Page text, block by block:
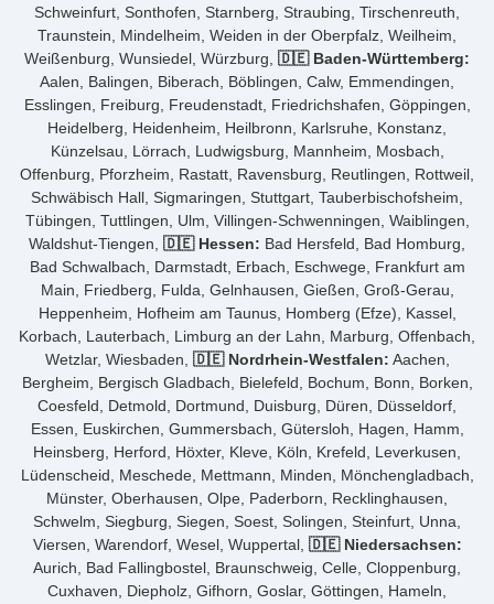
Schweinfurt, Sonthofen, Starnberg, Straubing, Tirschenreuth,
Traunstein, Mindelheim, Weiden in der Oberpfalz, Weilheim,
Weißenburg, Wunsiedel, Würzburg, 🇩🇪 Baden-Württemberg:
Aalen, Balingen, Biberach, Böblingen, Calw, Emmendingen,
Esslingen, Freiburg, Freudenstadt, Friedrichshafen, Göppingen,
Heidelberg, Heidenheim, Heilbronn, Karlsruhe, Konstanz,
Künzelsau, Lörrach, Ludwigsburg, Mannheim, Mosbach,
Offenburg, Pforzheim, Rastatt, Ravensburg, Reutlingen, Rottweil,
Schwäbisch Hall, Sigmaringen, Stuttgart, Tauberbischofsheim,
Tübingen, Tuttlingen, Ulm, Villingen-Schwenningen, Waiblingen,
Waldshut-Tiengen, 🇩🇪 Hessen: Bad Hersfeld, Bad Homburg,
Bad Schwalbach, Darmstadt, Erbach, Eschwege, Frankfurt am
Main, Friedberg, Fulda, Gelnhausen, Gießen, Groß-Gerau,
Heppenheim, Hofheim am Taunus, Homberg (Efze), Kassel,
Korbach, Lauterbach, Limburg an der Lahn, Marburg, Offenbach,
Wetzlar, Wiesbaden, 🇩🇪 Nordrhein-Westfalen: Aachen,
Bergheim, Bergisch Gladbach, Bielefeld, Bochum, Bonn, Borken,
Coesfeld, Detmold, Dortmund, Duisburg, Düren, Düsseldorf,
Essen, Euskirchen, Gummersbach, Gütersloh, Hagen, Hamm,
Heinsberg, Herford, Höxter, Kleve, Köln, Krefeld, Leverkusen,
Lüdenscheid, Meschede, Mettmann, Minden, Mönchengladbach,
Münster, Oberhausen, Olpe, Paderborn, Recklinghausen,
Schwelm, Siegburg, Siegen, Soest, Solingen, Steinfurt, Unna,
Viersen, Warendorf, Wesel, Wuppertal, 🇩🇪 Niedersachsen:
Aurich, Bad Fallingbostel, Braunschweig, Celle, Cloppenburg,
Cuxhaven, Diepholz, Gifhorn, Goslar, Göttingen, Hameln,